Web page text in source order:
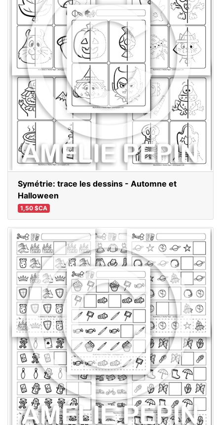
Symétrie: trace les dessins - Automne et
Halloween
1,50 $CA